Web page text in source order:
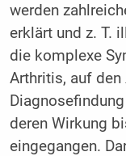
werden
erklärt und z. T.
die komplexe
Arthritis, auf den
deren Wirkung
eingegangen.